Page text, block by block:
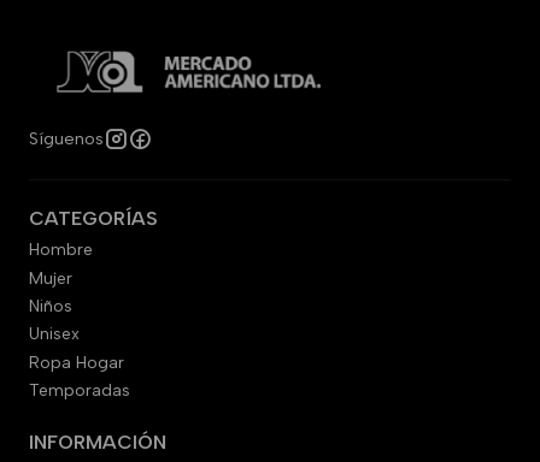
Síguenos
CATEGORÍAS
Hombre
Mujer
Niños
Unisex
Ropa Hogar
Temporadas
INFORMACIÓN